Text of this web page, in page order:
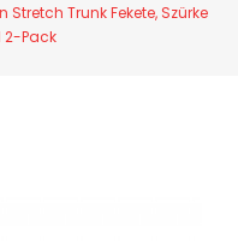
Trunk Fekete, Szürke
2-Pack